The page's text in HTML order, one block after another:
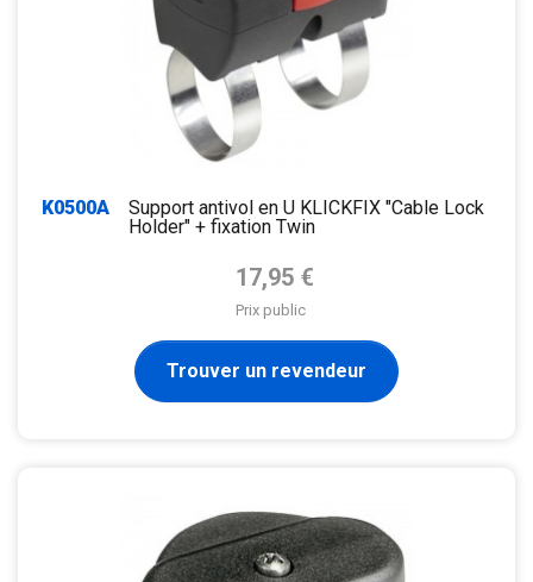
K0500A
Support antivol en U KLICKFIX "Cable Lock
Holder" + fixation Twin
Prix de base
17,95 €
Prix public
Trouver un revendeur